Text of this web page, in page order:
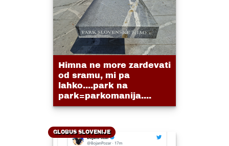
Himna ne more zardevati
od sramu, mi pa
lahko....park na
park=parkomanija....
GLOBUS SLOVENIJE